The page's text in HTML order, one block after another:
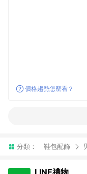
價格趨勢怎麼看？
分類： 鞋包配飾
LINE禮物